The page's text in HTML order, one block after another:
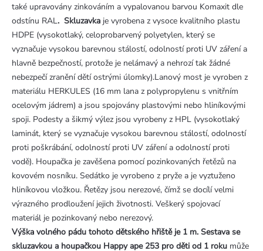
také upravovány zinkováním a vypalovanou barvou Komaxit dle
odstínu RAL. Skluzavka je vyrobena z vysoce kvalitního plastu
HDPE (vysokotlaký, celoprobarvený polyetylen, který se
vyznačuje vysokou barevnou stálostí, odolností proti UV záření a
hlavně bezpečností, protože je nelámavý a nehrozí tak žádné
nebezpečí zranění dětí ostrými úlomky).Lanový most je vyroben z
materiálu HERKULES (16 mm lana z polypropylenu s vnitřním
ocelovým jádrem) a jsou spojovány plastovými nebo hliníkovými
spoji. Podesty a šikmý výlez jsou vyrobeny z HPL (vysokotlaký
laminát, který se vyznačuje vysokou barevnou stálostí, odolností
proti poškrábání, odolností proti UV záření a odolností proti
vodě). Houpačka je zavěšena pomocí pozinkovaných řetězů na
kovovém nosníku. Sedátko je vyrobeno z pryže a je vyztuženo
hliníkovou vložkou. Řetězy jsou nerezové, čímž se docílí velmi
výrazného prodloužení jejich životnosti. Veškerý spojovací
materiál je pozinkovaný nebo nerezový.
Výška volného pádu tohoto dětského hřiště je 1 m. Sestava se
skluzavkou a houpačkou Happy ape 253 pro děti od 1 roku může